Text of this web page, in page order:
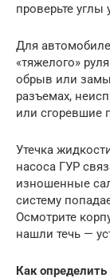
проверьте
Для
«тяжелого»
обрыв или
разъемах,
или сгоревшие
Утечка
насоса ГУР
изношенные
систему
Осмотрите
нашли течь —
Как